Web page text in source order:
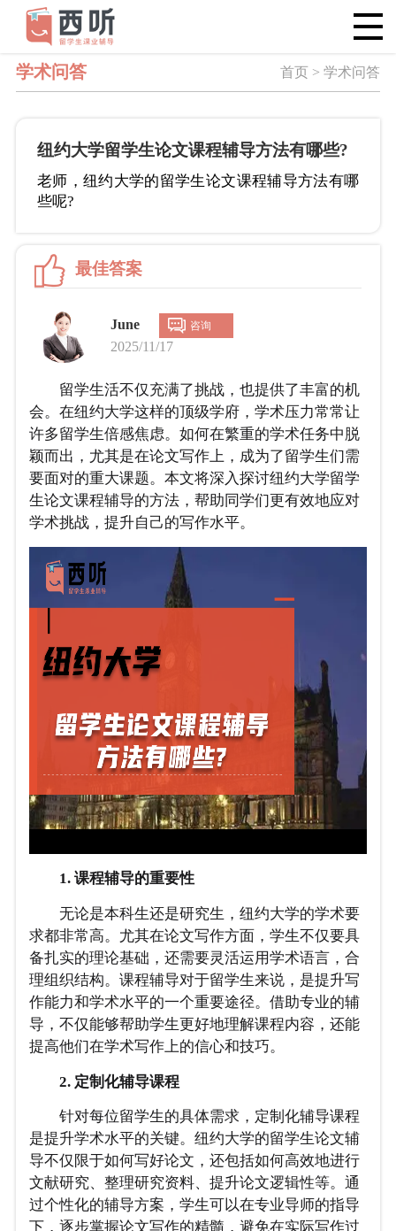
学术问答 首页 > 学术问答
纽约大学留学生论文课程辅导方法有哪些?
老师，纽约大学的留学生论文课程辅导方法有哪
些呢?
最佳答案
June 咨询
2025/11/17
留学生活不仅充满了挑战，也提供了丰富的机
会。在纽约大学这样的顶级学府，学术压力常常让
许多留学生倍感焦虑。如何在繁重的学术任务中脱
颖而出，尤其是在论文写作上，成为了留学生们需
要面对的重大课题。本文将深入探讨纽约大学留学
生论文课程辅导的方法，帮助同学们更有效地应对
学术挑战，提升自己的写作水平。
1. 课程辅导的重要性
无论是本科生还是研究生，纽约大学的学术要
求都非常高。尤其在论文写作方面，学生不仅要具
备扎实的理论基础，还需要灵活运用学术语言，合
理组织结构。课程辅导对于留学生来说，是提升写
作能力和学术水平的一个重要途径。借助专业的辅
导，不仅能够帮助学生更好地理解课程内容，还能
提高他们在学术写作上的信心和技巧。
2. 定制化辅导课程
针对每位留学生的具体需求，定制化辅导课程
是提升学术水平的关键。纽约大学的留学生论文辅
导不仅限于如何写好论文，还包括如何高效地进行
文献研究、整理研究资料、提升论文逻辑性等。通
过个性化的辅导方案，学生可以在专业导师的指导
下，逐步掌握论文写作的精髓，避免在实际写作过